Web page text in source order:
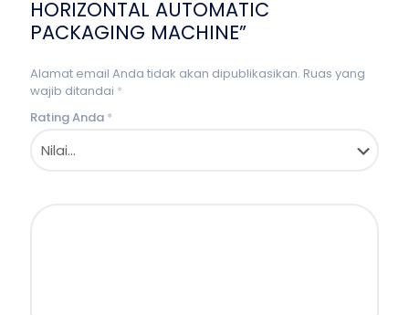
HORIZONTAL AUTOMATIC
PACKAGING MACHINE”
Alamat email Anda tidak akan dipublikasikan. Ruas yang
wajib ditandai *
Rating Anda *